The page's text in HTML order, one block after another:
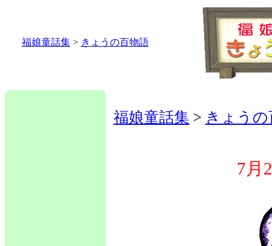
福娘童話集> きょうの百物語
福娘童話集 > きょう
7月